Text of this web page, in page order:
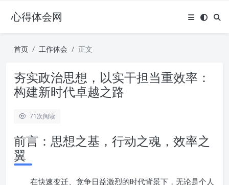
心得体会网
首页 工作体会 正文
夯实政治思想，以实干担当重效率：
构建新时代卓越之路
71次阅读
前言：思想之基，行动之魂，效率之
翼
在快速变迁、竞争日益激烈的时代背景下，无论是个人